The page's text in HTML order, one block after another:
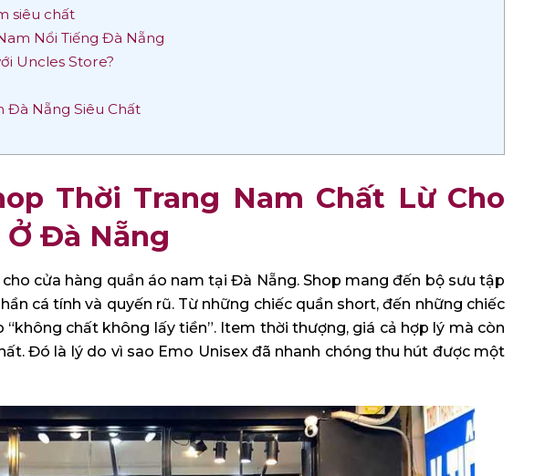
siêu chất
Nổi Tiếng Đà Nẵng
Uncles Store?
Đà Nẵng Siêu Chất
Thời Trang Nam Chất Lừ Cho
Đà Nẵng
cửa hàng quần áo nam tại Đà Nẵng. Shop mang đến bộ sưu tập
cá tính và quyến rũ. Từ những chiếc quần short, đến những chiếc
chất không lấy tiền”. Item thời thượng, giá cả hợp lý mà còn
Đó là lý do vì sao Emo Unisex đã nhanh chóng thu hút được một